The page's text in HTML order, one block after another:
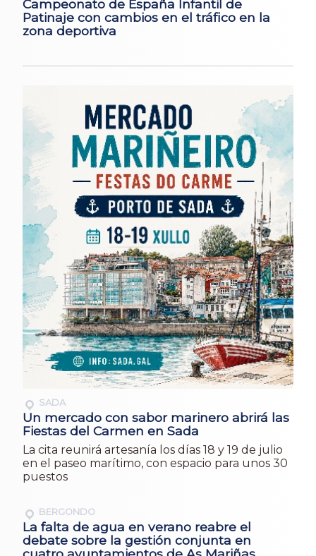
Campeonato de España Infantil de
Patinaje con cambios en el tráfico en la
zona deportiva
SADA
Un mercado con sabor marinero abrirá las
Fiestas del Carmen en Sada
La cita reunirá artesanía los días 18 y 19 de julio
en el paseo marítimo, con espacio para unos 30
puestos
BERGONDO
La falta de agua en verano reabre el
debate sobre la gestión conjunta en